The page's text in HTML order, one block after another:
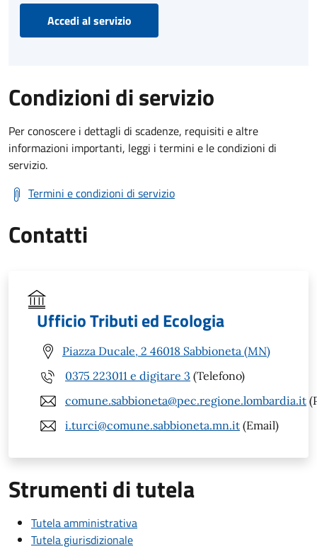
Accedi al servizio
Condizioni di servizio
Per conoscere i dettagli di scadenze, requisiti e altre
informazioni importanti, leggi i termini e le condizioni di
servizio.
Termini e condizioni di servizio
Contatti
Ufficio Tributi ed Ecologia
Piazza Ducale, 2 46018 Sabbioneta (MN)
0375 223011 e digitare 3 (Telefono)
comune.sabbioneta@pec.regione.lombardia.it
i.turci@comune.sabbioneta.mn.it (Email)
Strumenti di tutela
Tutela amministrativa
Tutela giurisdizionale